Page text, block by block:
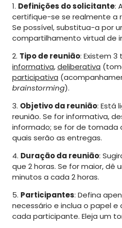
1. Definições do solicitante:
certifique-se se realmente a
Se possível, substitua-a por
compartilhamento virtual de
2. Tipo de reunião: Existem 3
informativa,deliberativa
participativa
brainstorming).
3. Objetivo da reunião: Está
reunião. Se for informativa,
informado; se for de tomada
quais serão as entregas.
4. Duração da reunião:
que 2 horas. Se for maior, dê
minutos a cada 2 horas.
5. Participantes: Defina
necessário e inclua o papel e
cada participante. Eleja um